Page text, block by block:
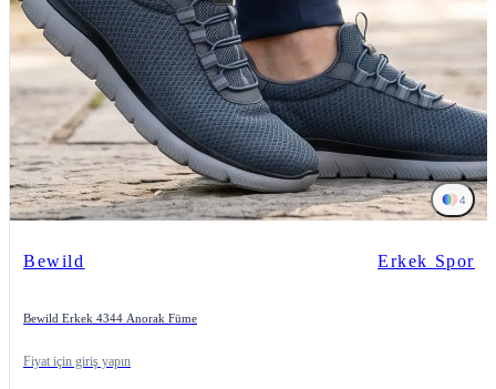
4
Bewild Erkek Spor
Bewild Erkek 4344 Anorak Füme
Fiyat için giriş yapın